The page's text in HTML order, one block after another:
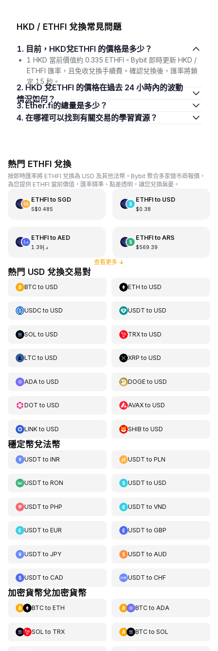
HKD / ETHFI 兌換常見問題
1. 目前，HKD兌ETHFI 的價格是多少？
1 HKD 當前價值約 0.335 ETHFI。Bybit 即時更新 HKD /
ETHFI 匯率，且免收兌換手續費。確認兌換後，匯率將鎖
定 15 秒。
2. HKD 兌ETHFI 的價格在過去 24 小時內的波動
情況如何？
3. Ether.fi的總量是多少？
4. 在哪裡可以找到有關交易的學習資源？
熱門 ETHFI 兌換
按即時匯率將 ETHFI 兌換為 USD 及其他法幣。Bybit 聚合多家做市商報價，
為您提供 ETHFI 當前價值，匯率精準、點差透明，讓您兌換無憂。
ETHFIto SGD
S$0.485
ETHFIto USD
$0.38
ETHFIto AED
د.إ1.39
ETHFIto ARS
$569.39
查看更多↓
熱門 USD 兌換交易對
BTCto USD ETH toUSD
USDCto USD USDT toUSD
SOL to USD TRXtoUSD
LTCto USD XRP toUSD
ADA to USD DOGEtoUSD
DOT to USD AVAXtoUSD
LINKto USD SHIB toUSD
穩定幣兌法幣
USDT to INR USDT toPLN
USDT to RON USDT toUSD
USDT to PHP USDT toVND
USDT to EUR USDT toGBP
USDT to JPY USDT to AUD
USDT to CAD USDT toCHF
加密貨幣兌加密貨幣
BTCto ETH BTCto ADA
SOL to TRX BTCto SOL